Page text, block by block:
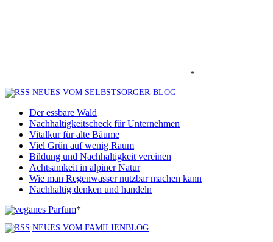
*
NEUES VOM SELBSTSORGER-BLOG
Der essbare Wald
Nachhaltigkeitscheck für Unternehmen
Vitalkur für alte Bäume
Viel Grün auf wenig Raum
Bildung und Nachhaltigkeit vereinen
Achtsamkeit in alpiner Natur
Wie man Regenwasser nutzbar machen kann
Nachhaltig denken und handeln
*
NEUES VOM FAMILIENBLOG